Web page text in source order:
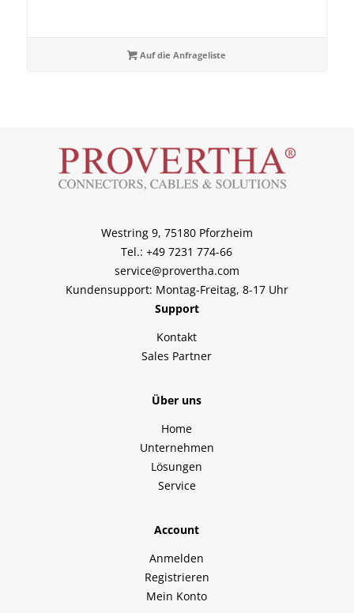
Auf die Anfrageliste
Westring 9, 75180 Pforzheim
Tel.: +49 7231 774-66
service@provertha.com
Kundensupport: Montag-Freitag, 8-17 Uhr
Support
Kontakt
Sales Partner
Über uns
Home
Unternehmen
Lösungen
Service
Account
Anmelden
Registrieren
Mein Konto